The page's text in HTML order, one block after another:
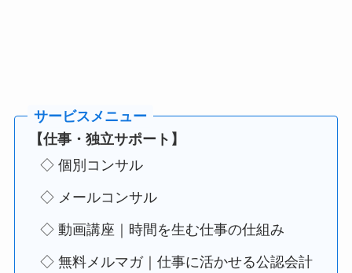
【仕事・独立サポート】
◇ 個別コンサル
◇ メールコンサル
◇ 動画講座｜時間を生む仕事の仕組み
◇ 無料メルマガ｜仕事に活かせる公認会計